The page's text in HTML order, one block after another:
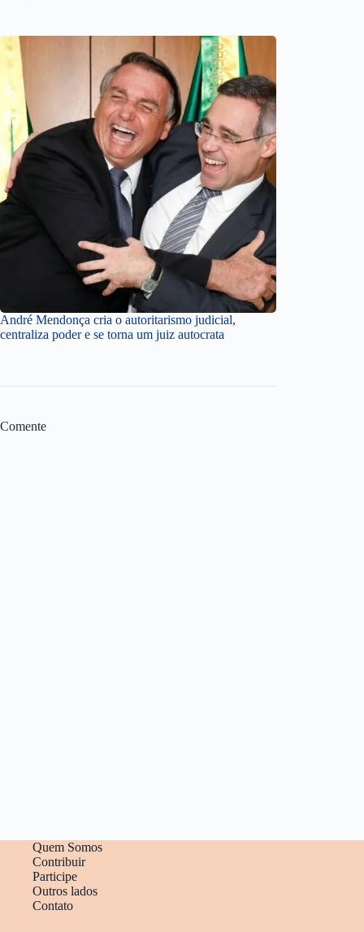
André Mendonça cria o autoritarismo judicial,
centraliza poder e se torna um juiz autocrata
Comente
Quem Somos
Contribuir
Participe
Outros lados
Contato